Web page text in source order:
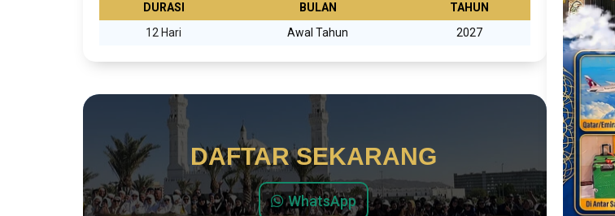
DURASI BULAN
TAHUN
12 Hari
Awal Tahun 2027
DAFTAR SEKARANG
WhatsApp